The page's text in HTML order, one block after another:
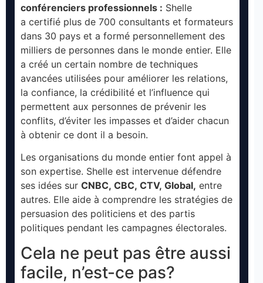
conférenciers professionnels : Shelle
a certifié plus de 700 consultants et formateurs
dans 30 pays et a formé personnellement des
milliers de personnes dans le monde entier. Elle
a créé un certain nombre de techniques
avancées utilisées pour améliorer les relations,
la confiance, la crédibilité et l’influence qui
permettent aux personnes de prévenir les
conflits, d’éviter les impasses et d’aider chacun
à obtenir ce dont il a besoin.
Les organisations du monde entier font appel à
son expertise. Shelle est intervenue défendre
ses idées sur CNBC, CBC, CTV, Global, entre
autres. Elle aide à comprendre les stratégies de
persuasion des politiciens et des partis
politiques pendant les campagnes électorales.
Cela ne peut pas être aussi
facile, n’est-ce pas?